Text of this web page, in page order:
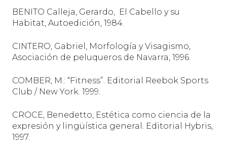
BENITO Calleja, Gerardo,
El Cabello y su
Habitat, Autoedición, 1984.
CINTERO, Gabriel, Morfología y Visagismo,
Asociación de peluqueros de Navarra, 1996.
COMBER, M.: “Fitness”. Editorial Reebok Sports
Club / New York. 1999.
CROCE, Benedetto, Estética como ciencia de la
expresión y lingüística general. Editorial Hybris,
1997.